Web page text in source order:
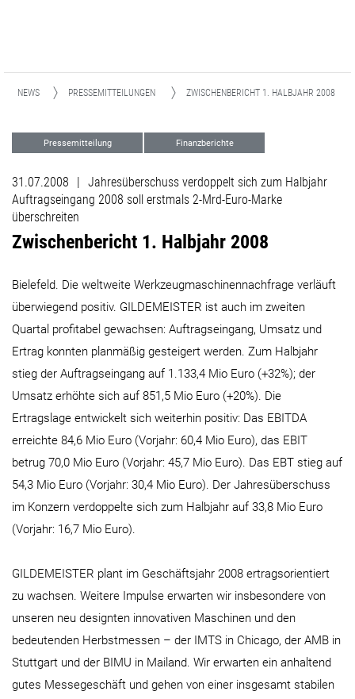
NEWS PRESSEMITTEILUNGEN ZWISCHENBERICHT 1. HALBJAHR 2008
Pressemitteilung Finanzberichte
31.07.2008 | Jahresüberschuss verdoppelt sich zum Halbjahr
Auftragseingang 2008 soll erstmals 2-Mrd-Euro-Marke
überschreiten
Zwischenbericht 1. Halbjahr 2008
Bielefeld. Die weltweite Werkzeugmaschinennachfrage verläuft
überwiegend positiv. GILDEMEISTER ist auch im zweiten
Quartal profitabel gewachsen: Auftragseingang, Umsatz und
Ertrag konnten planmäßig gesteigert werden. Zum Halbjahr
stieg der Auftragseingang auf 1.133,4 Mio Euro (+32%); der
Umsatz erhöhte sich auf 851,5 Mio Euro (+20%). Die
Ertragslage entwickelt sich weiterhin positiv: Das EBITDA
erreichte 84,6 Mio Euro (Vorjahr: 60,4 Mio Euro), das EBIT
betrug 70,0 Mio Euro (Vorjahr: 45,7 Mio Euro). Das EBT stieg auf
54,3 Mio Euro (Vorjahr: 30,4 Mio Euro). Der Jahresüberschuss
im Konzern verdoppelte sich zum Halbjahr auf 33,8 Mio Euro
(Vorjahr: 16,7 Mio Euro).
GILDEMEISTER plant im Geschäftsjahr 2008 ertragsorientiert
zu wachsen. Weitere Impulse erwarten wir insbesondere von
unseren neu designten innovativen Maschinen und den
bedeutenden Herbstmessen – der IMTS in Chicago, der AMB in
Stuttgart und der BIMU in Mailand. Wir erwarten ein anhaltend
gutes Messegeschäft und gehen von einer insgesamt stabilen